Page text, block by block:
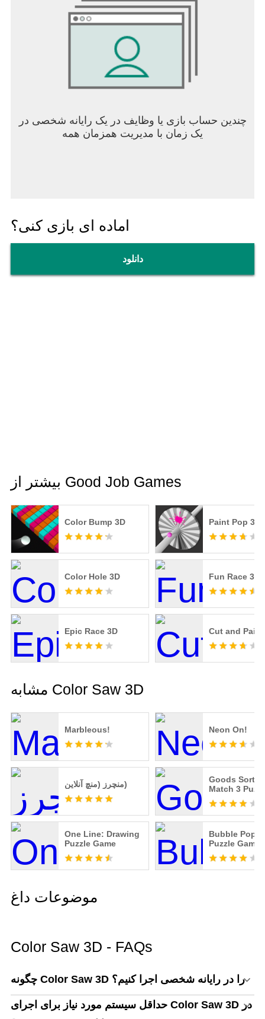
چندین حساب بازی یا وظایف در یک رایانه شخصی در
یک زمان با مدیریت همزمان همه
اماده ای بازی کنی؟
دانلود
بیشتر از Good Job Games
Color Bump 3D Paint Pop 3D
Color Hole 3D Fun Race 3D
Epic Race 3D Cut and Paint
مشابه Color Saw 3D
Marbleous! Neon On!
منچرز (منچ آنلاین)
Goods
Match 3
One Line: Drawing
Puzzle Game
Bubble Pop
Puzzle Game
موضوعات داغ
Color Saw 3D - FAQs
چگونه Color Saw 3D را در رایانه شخصی اجرا کنیم؟
حداقل سیستم مورد نیاز برای اجرای Color Saw 3D در